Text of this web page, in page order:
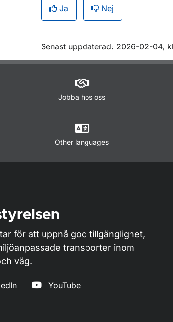
Ja Nej
Om sidan
Senast uppdaterad: 2026-02-04,
Jobba hos oss
Other languages
för att uppnå god tillgänglighet,
transporter inom
väg.
YouTube